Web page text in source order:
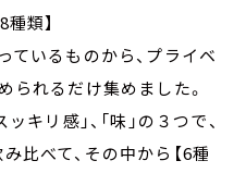
類】
ているものから、プライベ
られるだけ集めました。
キリ感」、「味」の３つで、
比べて、その中から【6種